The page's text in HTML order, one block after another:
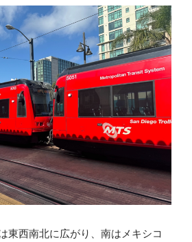
東西南北に広がり、南はメキシコ